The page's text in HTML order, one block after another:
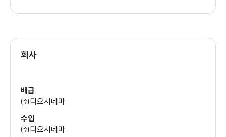
회사
배급
㈜디오시네마
수입
㈜디오시네마